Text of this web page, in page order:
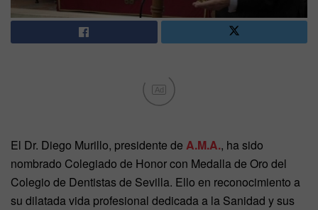
Ad
El Dr. Diego Murillo, presidente de A.M.A., ha sido
nombrado Colegiado de Honor con Medalla de Oro del
Colegio de Dentistas de Sevilla. Ello en reconocimiento a
su dilatada vida profesional dedicada a la Sanidad y sus